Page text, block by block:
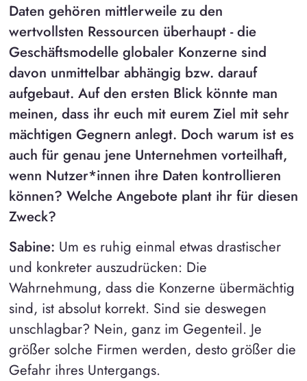
Daten gehören mittlerweile zu den
wertvollsten Ressourcen überhaupt - die
Geschäftsmodelle globaler Konzerne sind
davon unmittelbar abhängig bzw. darauf
aufgebaut. Auf den ersten Blick könnte man
meinen, dass ihr euch mit eurem Ziel mit sehr
mächtigen Gegnern anlegt. Doch warum ist es
auch für genau jene Unternehmen vorteilhaft,
wenn Nutzer*innen ihre Daten kontrollieren
können? Welche Angebote plant ihr für diesen
Zweck?
Sabine: Um es ruhig einmal etwas drastischer
und konkreter auszudrücken: Die
Wahrnehmung, dass die Konzerne übermächtig
sind, ist absolut korrekt. Sind sie deswegen
unschlagbar? Nein, ganz im Gegenteil. Je
größer solche Firmen werden, desto größer die
Gefahr ihres Untergangs.